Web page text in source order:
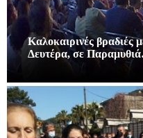
Καλοκαιρινές βραδιές
Δευτέρα, σε